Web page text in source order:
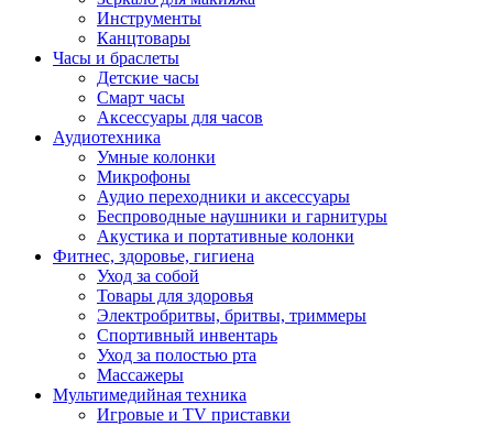
Инструменты
Канцтовары
Часы и браслеты
Детские часы
Смарт часы
Аксессуары для часов
Аудиотехника
Умные колонки
Микрофоны
Аудио переходники и аксессуары
Беспроводные наушники и гарнитуры
Акустика и портативные колонки
Фитнес, здоровье, гигиена
Уход за собой
Товары для здоровья
Электробритвы, бритвы, триммеры
Спортивный инвентарь
Уход за полостью рта
Массажеры
Мультимедийная техника
Игровые и TV приставки